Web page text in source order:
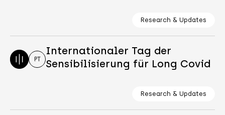
Research & Updates
PT
Internationaler Tag der
Sensibilisierung für Long Covid
Research & Updates